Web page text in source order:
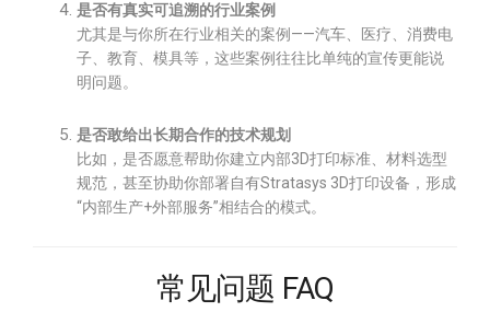
是否有真实可追溯的行业案例
尤其是与你所在行业相关的案例——汽车、医疗、消费电
子、教育、模具等，这些案例往往比单纯的宣传更能说
明问题。
是否敢给出长期合作的技术规划
比如，是否愿意帮助你建立内部3D打印标准、材料选型
规范，甚至协助你部署自有Stratasys 3D打印设备，形成
“内部生产+外部服务”相结合的模式。
常见问题 FAQ